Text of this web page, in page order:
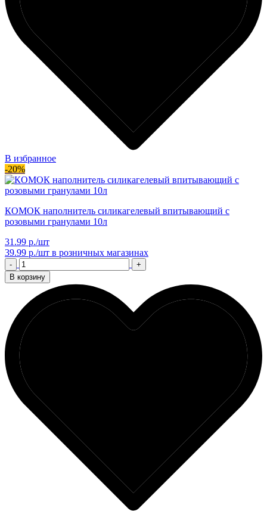
В избранное
-20%
КОМОК наполнитель силикагелевый впитывающий с
розовыми гранулами 10л
31.99 р./шт
39.99 р./шт в розничных магазинах
-
+
В корзину